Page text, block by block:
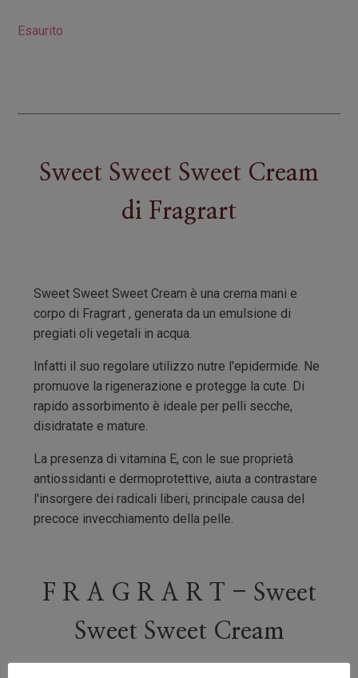
Esaurito
Sweet Sweet Sweet Cream
di Fragrart
Sweet Sweet Sweet Cream è una crema mani e
corpo di Fragrart , generata da un emulsione di
pregiati oli vegetali in acqua.
Infatti il suo regolare utilizzo nutre l'epidermide. Ne
promuove la rigenerazione e protegge la cute. Di
rapido assorbimento è ideale per pelli secche,
disidratate e mature.
La presenza di vitamina E, con le sue proprietà
antiossidanti e dermoprotettive, aiuta a contrastare
l'insorgere dei radicali liberi, principale causa del
precoce invecchiamento della pelle.
F R A G R A R T - Sweet
Sweet Sweet Cream